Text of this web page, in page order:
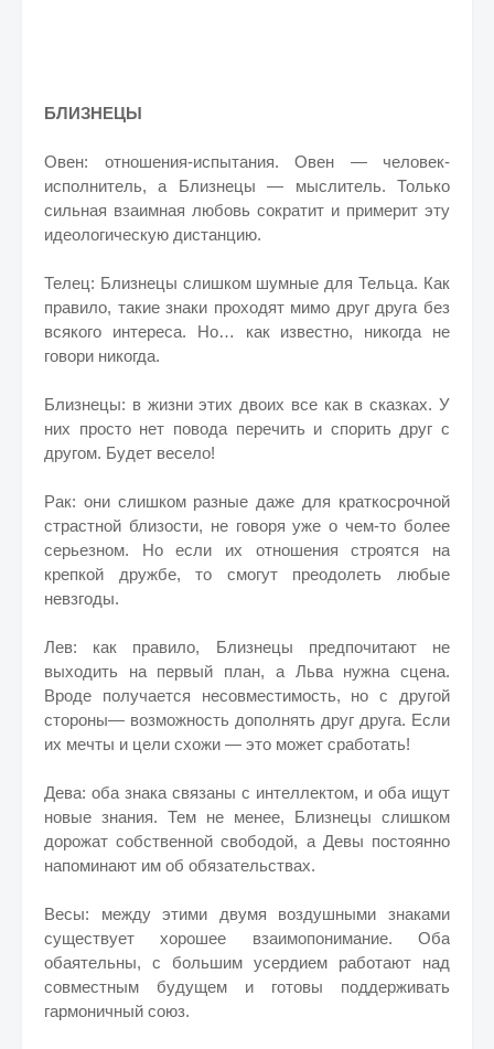
БЛИЗНЕЦЫ
Овен: отношения-испытания. Овен — человек-
исполнитель, а Близнецы — мыслитель. Только
сильная взаимная любовь сократит и примерит эту
идеологическую дистанцию.
Телец: Близнецы слишком шумные для Тельца. Как
правило, такие знаки проходят мимо друг друга без
всякого интереса. Но… как известно, никогда не
говори никогда.
Близнецы: в жизни этих двоих все как в сказках. У
них просто нет повода перечить и спорить друг с
другом. Будет весело!
Рак: они слишком разные даже для краткосрочной
страстной близости, не говоря уже о чем-то более
серьезном. Но если их отношения строятся на
крепкой дружбе, то смогут преодолеть любые
невзгоды.
Лев: как правило, Близнецы предпочитают не
выходить на первый план, а Льва нужна сцена.
Вроде получается несовместимость, но с другой
стороны— возможность дополнять друг друга. Если
их мечты и цели схожи — это может сработать!
Дева: оба знака связаны с интеллектом, и оба ищут
новые знания. Тем не менее, Близнецы слишком
дорожат собственной свободой, а Девы постоянно
напоминают им об обязательствах.
Весы: между этими двумя воздушными знаками
существует хорошее взаимопонимание. Оба
обаятельны, с большим усердием работают над
совместным будущем и готовы поддерживать
гармоничный союз.